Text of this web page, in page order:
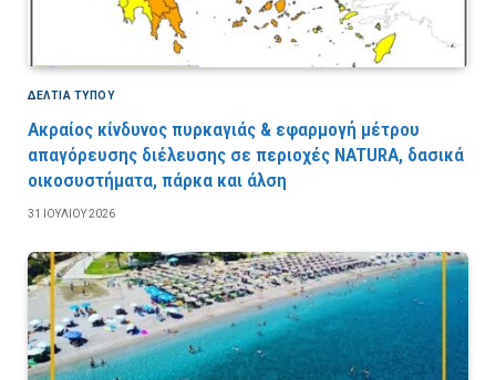
ΔΕΛΤΙΑ ΤΥΠΟΥ
Ακραίος κίνδυνος πυρκαγιάς & εφαρμογή μέτρου
απαγόρευσης διέλευσης σε περιοχές NATURA, δασικά
οικοσυστήματα, πάρκα και άλση
31 ΙΟΥΛΊΟΥ 2026